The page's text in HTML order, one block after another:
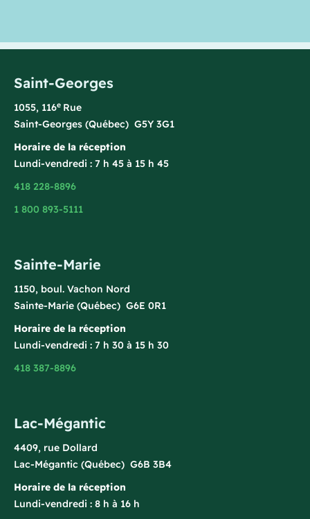
Saint-Georges
1055, 116e Rue
Saint-Georges (Québec) G5Y 3G1
Horaire de la réception
Lundi-vendredi : 7 h 45 à 15 h 45
418 228-8896
1 800 893-5111
Sainte-Marie
1150, boul. Vachon Nord
Sainte-Marie (Québec) G6E 0R1
Horaire de la réception
Lundi-vendredi : 7 h 30 à 15 h 30
418 387-8896
Lac-Mégantic
4409, rue Dollard
Lac-Mégantic (Québec) G6B 3B4
Horaire de la réception
Lundi-vendredi : 8 h à 16 h